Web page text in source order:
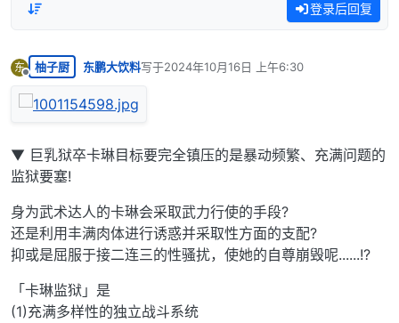
登录后回复
东
离线
柚子厨 东鹏大饮料写于2024年10月16日 上午6:30
最后由 编辑
▼ 巨乳狱卒卡琳目标要完全镇压的是暴动频繁、充满问题的
监狱要塞!
身为武术达人的卡琳会采取武力行使的手段?
还是利用丰满肉体进行诱惑并采取性方面的支配?
抑或是屈服于接二连三的性骚扰，使她的自尊崩毁呢......!?
「卡琳监狱」是
(1)充满多样性的独立战斗系统